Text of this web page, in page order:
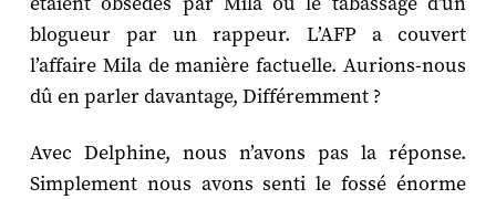
blogueur par un rappeur. L’AFP a couvert
l’affaire Mila de manière factuelle. Aurions-nous
dû en parler davantage, Différemment ?
Avec Delphine, nous n’avons pas la réponse.
Simplement nous avons senti le fossé énorme